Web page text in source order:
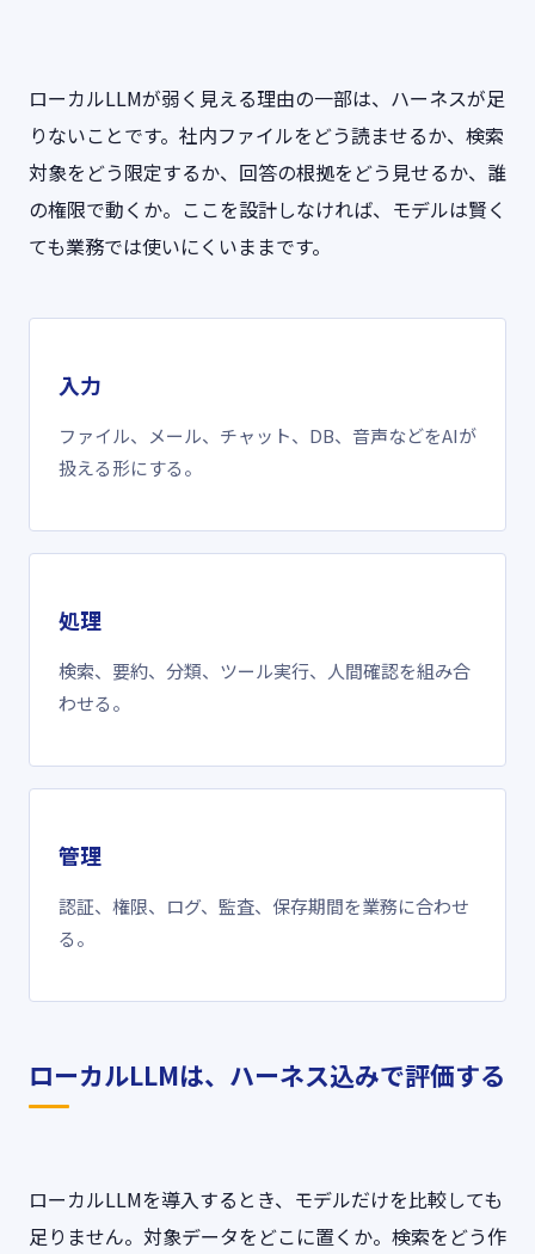
ローカルLLMが弱く見える理由の一部は、ハーネスが足
りないことです。社内ファイルをどう読ませるか、検索
対象をどう限定するか、回答の根拠をどう見せるか、誰
の権限で動くか。ここを設計しなければ、モデルは賢く
ても業務では使いにくいままです。
入力
ファイル、メール、チャット、DB、音声などをAIが
扱える形にする。
処理
検索、要約、分類、ツール実行、人間確認を組み合
わせる。
管理
認証、権限、ログ、監査、保存期間を業務に合わせ
る。
ローカルLLMは、ハーネス込みで評価する
ローカルLLMを導入するとき、モデルだけを比較しても
足りません。対象データをどこに置くか。検索をどう作